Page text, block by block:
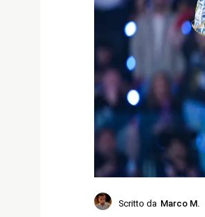
Scritto da Marco M.